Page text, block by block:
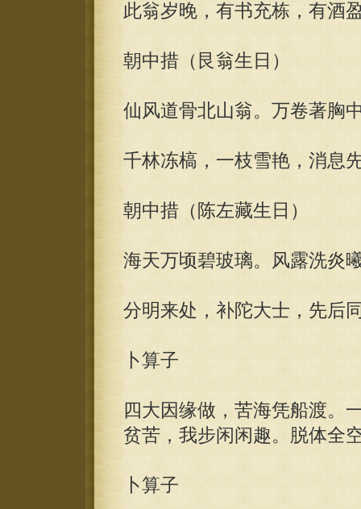
此翁岁晚，有书充栋，有酒
朝中措（艮翁生日）
仙风道骨北山翁。万卷著胸
千林冻槁，一枝雪艳，消息
朝中措（陈左藏生日）
海天万顷碧玻璃。风露洗炎
分明来处，补陀大士，先后
卜算子
四大因缘做，苦海凭船渡。
贫苦，我步闲闲趣。脱体全
卜算子